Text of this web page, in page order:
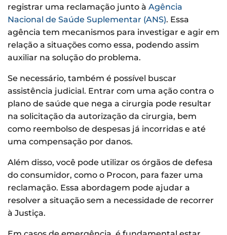
registrar uma reclamação junto à Agência
Nacional de Saúde Suplementar (ANS). Essa
agência tem mecanismos para investigar e agir em
relação a situações como essa, podendo assim
auxiliar na solução do problema.
Se necessário, também é possível buscar
assistência judicial. Entrar com uma ação contra o
plano de saúde que nega a cirurgia pode resultar
na solicitação da autorização da cirurgia, bem
como reembolso de despesas já incorridas e até
uma compensação por danos.
Além disso, você pode utilizar os órgãos de defesa
do consumidor, como o Procon, para fazer uma
reclamação. Essa abordagem pode ajudar a
resolver a situação sem a necessidade de recorrer
à Justiça.